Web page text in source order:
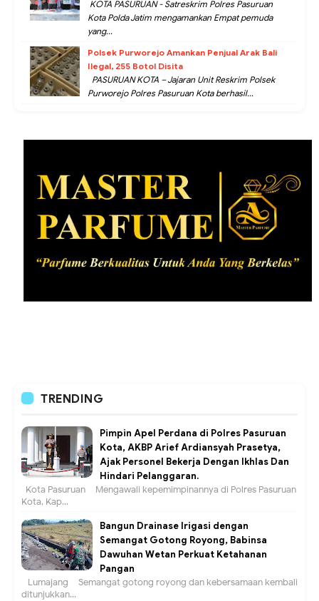
KOTA PASURUAN - Satreskrim Polres Pasuruan
Kota Polda Jatim mengamankan Empat pemuda
yang...
Polsek Purworejo Amankan Penjual Arak Bali
Ilegal, 255 Botol Disita
PASURUAN KOTA – Jajaran Unit Reskrim Polsek
Purworejo Polres Pasuruan Kota berhasil...
TRENDING
Pimpin Apel Perdana di Polres Pasuruan
Kota, AKBP Arief Ardiansyah Prasetya,
Ajak Personel Bekerja Dengan Ikhlas Dan
Hindari Pelanggaran.
Kota Pasuruan – Mengawali kepemimpinannya di Polres Pasuruan
Kota, Kap...
Bangun Drainase Irigasi dengan
Semangat Gotong Royong, Babinsa
Dawuhan Wetan Perkuat Ketahanan
Pangan
Lumajang – Semangat gotong royong dan kebersamaan kembali
ditunjukkan...